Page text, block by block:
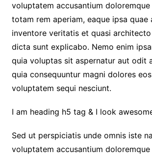
voluptatem accusantium doloremque
totam rem aperiam, eaque ipsa quae
inventore veritatis et quasi
dicta sunt explicabo. Nemo enim
quia voluptas sit aspernatur aut odit
quia consequuntur magni dolores
voluptatem sequi nesciunt.
I am heading h5 tag & I look
Sed ut perspiciatis unde omnis iste
voluptatem accusantium doloremque